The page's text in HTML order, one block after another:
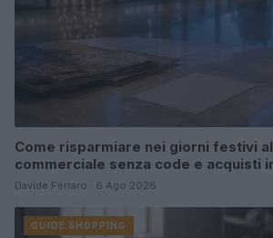
Come risparmiare nei giorni festivi
commerciale senza code e acquisti
Davide Ferraro · 6 Ago 2026
GUIDE SHOPPING